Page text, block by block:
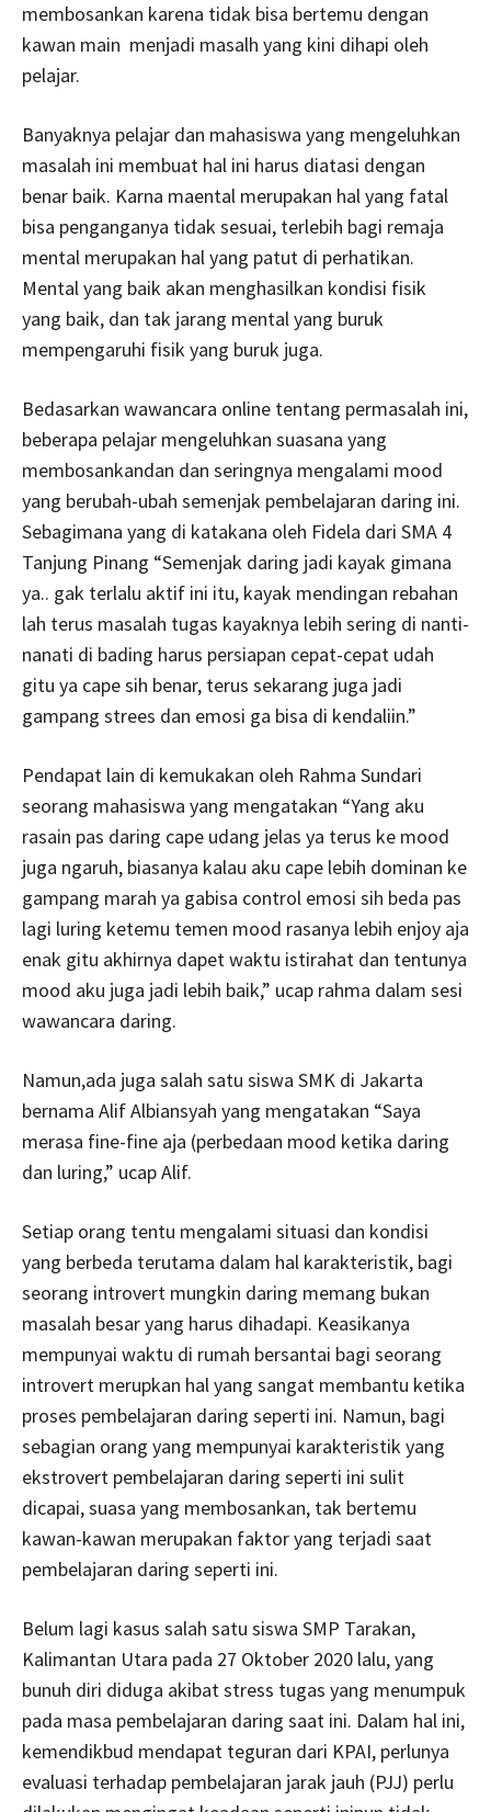
membosankan karena tidak bisa bertemu dengan
kawan main menjadi masalh yang kini dihapi oleh
pelajar.
Banyaknya pelajar dan mahasiswa yang mengeluhkan
masalah ini membuat hal ini harus diatasi dengan
benar baik. Karna maental merupakan hal yang fatal
bisa penganganya tidak sesuai, terlebih bagi remaja
mental merupakan hal yang patut di perhatikan.
Mental yang baik akan menghasilkan kondisi fisik
yang baik, dan tak jarang mental yang buruk
mempengaruhi fisik yang buruk juga.
Bedasarkan wawancara online tentang permasalah ini,
beberapa pelajar mengeluhkan suasana yang
membosankandan dan seringnya mengalami mood
yang berubah-ubah semenjak pembelajaran daring ini.
Sebagimana yang di katakana oleh Fidela dari SMA 4
Tanjung Pinang “Semenjak daring jadi kayak gimana
ya.. gak terlalu aktif ini itu, kayak mendingan rebahan
lah terus masalah tugas kayaknya lebih sering di nanti-
nanati di bading harus persiapan cepat-cepat udah
gitu ya cape sih benar, terus sekarang juga jadi
gampang strees dan emosi ga bisa di kendaliin.”
Pendapat lain di kemukakan oleh Rahma Sundari
seorang mahasiswa yang mengatakan “Yang aku
rasain pas daring cape udang jelas ya terus ke mood
juga ngaruh, biasanya kalau aku cape lebih dominan ke
gampang marah ya gabisa control emosi sih beda pas
lagi luring ketemu temen mood rasanya lebih enjoy aja
enak gitu akhirnya dapet waktu istirahat dan tentunya
mood aku juga jadi lebih baik,” ucap rahma dalam sesi
wawancara daring.
Namun,ada juga salah satu siswa SMK di Jakarta
bernama Alif Albiansyah yang mengatakan “Saya
merasa fine-fine aja (perbedaan mood ketika daring
dan luring,” ucap Alif.
Setiap orang tentu mengalami situasi dan kondisi
yang berbeda terutama dalam hal karakteristik, bagi
seorang introvert mungkin daring memang bukan
masalah besar yang harus dihadapi. Keasikanya
mempunyai waktu di rumah bersantai bagi seorang
introvert merupkan hal yang sangat membantu ketika
proses pembelajaran daring seperti ini. Namun, bagi
sebagian orang yang mempunyai karakteristik yang
ekstrovert pembelajaran daring seperti ini sulit
dicapai, suasa yang membosankan, tak bertemu
kawan-kawan merupakan faktor yang terjadi saat
pembelajaran daring seperti ini.
Belum lagi kasus salah satu siswa SMP Tarakan,
Kalimantan Utara pada 27 Oktober 2020 lalu, yang
bunuh diri diduga akibat stress tugas yang menumpuk
pada masa pembelajaran daring saat ini. Dalam hal ini,
kemendikbud mendapat teguran dari KPAI, perlunya
evaluasi terhadap pembelajaran jarak jauh (PJJ) perlu